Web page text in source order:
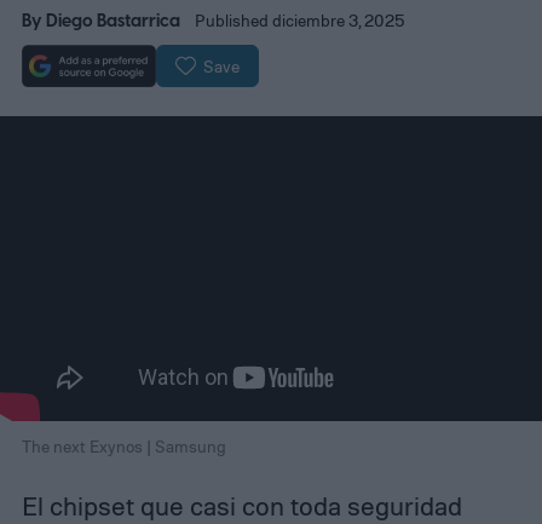
By Diego Bastarrica Published diciembre 3, 2025
Save
The next Exynos | Samsung
El chipset que casi con toda seguridad